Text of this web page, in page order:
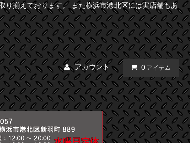
り揃えております。 また横浜市港北区には実店舗もあ
アカウント 0 アイテム